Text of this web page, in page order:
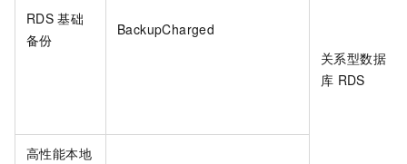
RDS 基础
备份
BackupCharged
关系型数据
库 RDS
高性能本地